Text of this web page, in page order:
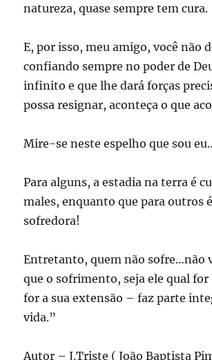
natureza, quase sempre tem cura.
E, por isso, meu amigo, você não
confiando sempre no poder de
infinito e que lhe dará forças
possa resignar, aconteça o que
Mire-se neste espelho que sou
Para alguns, a estadia na terra é
males, enquanto que para outros
sofredora!
Entretanto, quem não sofre…não
que o sofrimento, seja ele qual for
for a sua extensão – faz parte
vida.”
Autor – J.Triste ( João Baptista